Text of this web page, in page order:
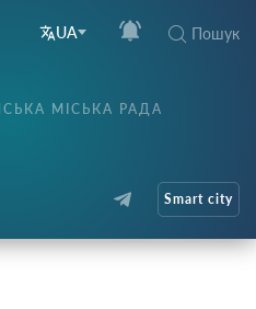
UA Пошук
МІСЬКА РАДА
Smart city